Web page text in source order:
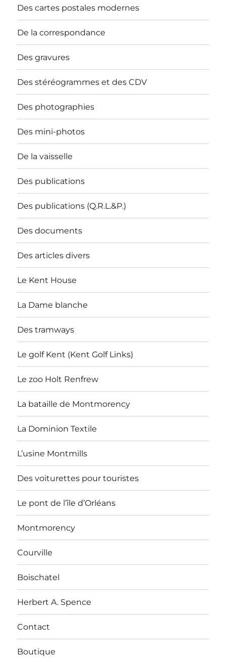
Des cartes postales modernes
De la correspondance
Des gravures
Des stéréogrammes et des CDV
Des photographies
Des mini-photos
De la vaisselle
Des publications
Des publications (Q.R.L.&P.)
Des documents
Des articles divers
Le Kent House
La Dame blanche
Des tramways
Le golf Kent (Kent Golf Links)
Le zoo Holt Renfrew
La bataille de Montmorency
La Dominion Textile
L’usine Montmills
Des voiturettes pour touristes
Le pont de l’île d’Orléans
Montmorency
Courville
Boischatel
Herbert A. Spence
Contact
Boutique